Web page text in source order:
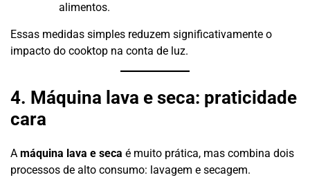
alimentos.
Essas medidas simples reduzem significativamente o
impacto do cooktop na conta de luz.
4. Máquina lava e seca: praticidade
cara
A máquina lava e seca é muito prática, mas combina dois
processos de alto consumo: lavagem e secagem.